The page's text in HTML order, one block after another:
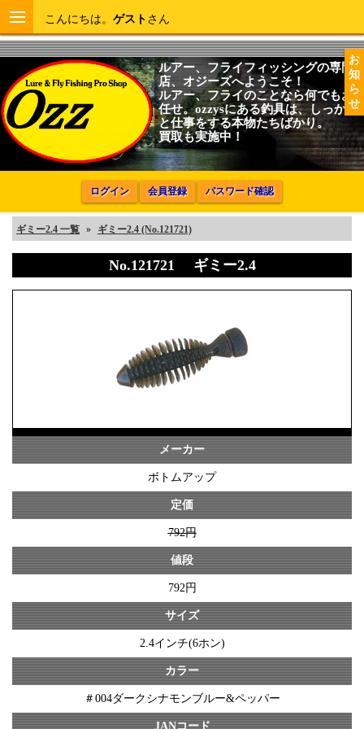
お
知
ら
せ
こんにちは。 ゲスト さん
ルアー、フライフィッシングの専門
店、オジーズへようこそ！
ルアー、フライのことなら何でもお
任せ。ozzysにある釣具は、しっかり
と仕事をする本物たちばかり。
買取も実施中！
ログイン 会員登録 パスワード確認
ギミー2.4 一覧 » ギミー2.4 (No.121721)
No.121721 ギミー2.4
メーカー
ボトムアップ
定価
792円
値段
792円
サイズ
2.4インチ(6ホン)
カラー
＃004ダークシナモンブルー&ペッパー
JANコード